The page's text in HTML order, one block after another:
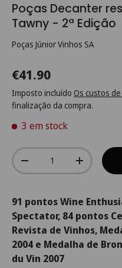
Poças Decanter
Tawny - 2ª Edição
Poças Júnior Vinhos SA
€41.90
Imposto incluído Os custos
finalização da compra.
3 em stock
Qtd.
-
+
91 pontos Wine
Spectator, 84 pontos
Revista de Vinhos,
2004 e Medalha de
du Vin 2007